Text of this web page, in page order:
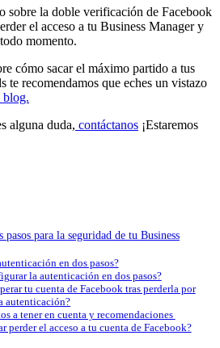
sobre la doble verificación de Facebook
el acceso a tu Business Manager y
momento.
cómo sacar el máximo partido a tus
te recomendamos que eches un vistazo
blog.
alguna duda, contáctanos ¡Estaremos
pasos para la seguridad de tu Business
en dos pasos?
la autenticación en dos pasos?
tu cuenta de Facebook tras perderla por
autenticación?
a tener en cuenta y recomendaciones
perder el acceso a tu cuenta de Facebook?